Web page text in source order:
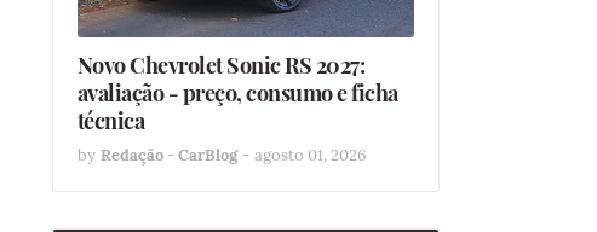
Novo Chevrolet Sonic RS 2027:
avaliação - preço, consumo e ficha
técnica
by Redação - CarBlog - agosto 01, 2026